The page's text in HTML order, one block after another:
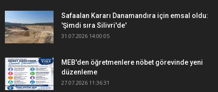
Safaalan Kararı Danamandıra için emsal oldu:
'Şimdi sıra Silivri'de'
31.07.2026 14:00:05
MEB'den öğretmenlere nöbet görevinde yeni
düzenleme
27.07.2026 11:36:31